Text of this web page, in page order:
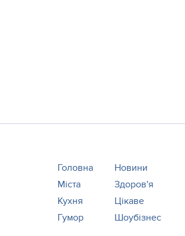
Головна
Новини
Міста
Здоров'я
Кухня
Цікаве
Гумор
Шоубізнес